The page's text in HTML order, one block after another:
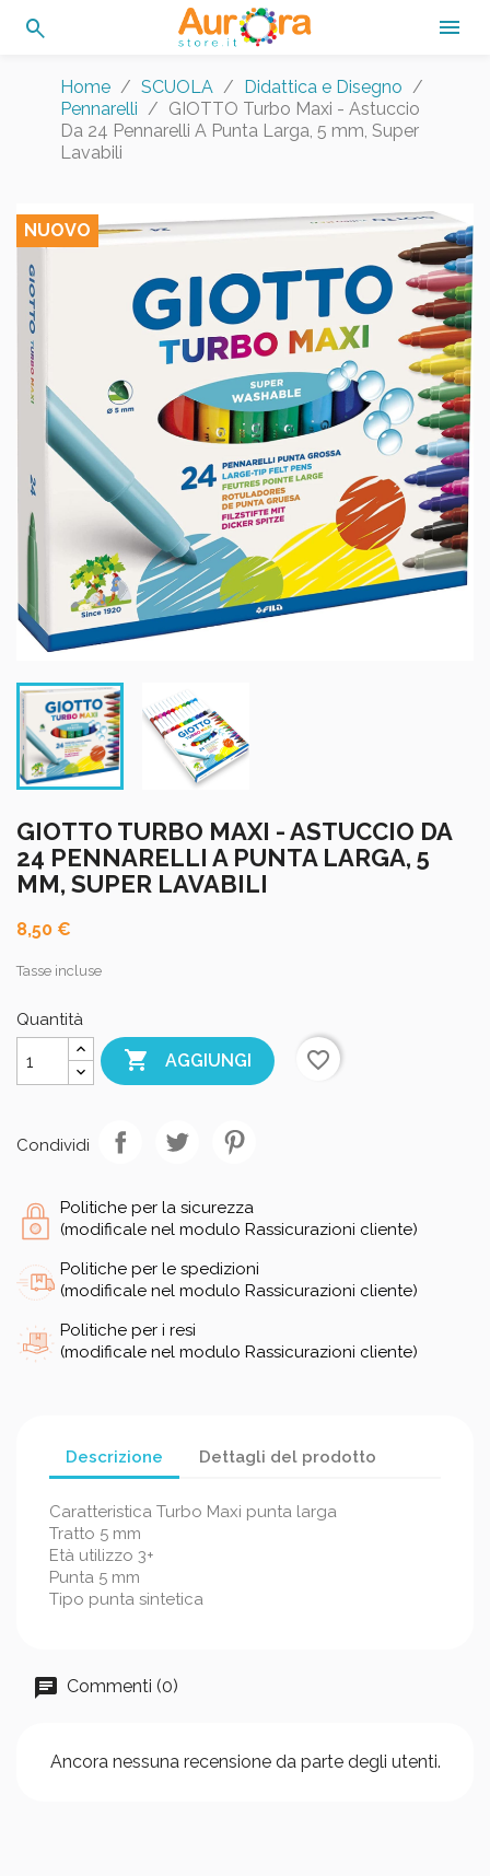
search 
Home SCUOLA
Didattica e Disegno
Pennarelli
GIOTTO Turbo Maxi - Astuccio
Da 24 Pennarelli A Punta Larga, 5 mm, Super
Lavabili
NUOVO
GIOTTO TURBO MAXI - ASTUCCIO DA
24 PENNARELLI A PUNTA LARGA, 5
MM, SUPER LAVABILI
8,50 €
Tasse incluse
Quantità
 AGGIUNGI favorite_border
Condividi
Politiche per la sicurezza
(modificale nel modulo Rassicurazioni cliente)
Politiche per le spedizioni
(modificale nel modulo Rassicurazioni cliente)
Politiche per i resi
(modificale nel modulo Rassicurazioni cliente)
Descrizione Dettagli del prodotto
Caratteristica Turbo Maxi punta larga
Tratto 5 mm
Età utilizzo 3+
Punta 5 mm
Tipo punta sintetica
Commenti (0)
Ancora nessuna recensione da parte degli utenti.